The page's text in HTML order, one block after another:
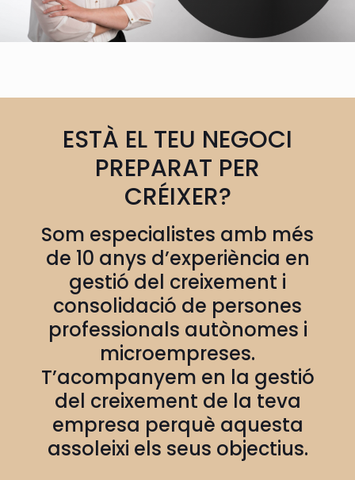
ESTÀ EL TEU NEGOCI
PREPARAT PER
CRÉIXER?
Som especialistes amb més
de 10 anys d’experiència en
gestió del creixement i
consolidació de persones
professionals autònomes i
microempreses.
T’acompanyem en la gestió
del creixement de la teva
empresa perquè aquesta
assoleixi els seus objectius.